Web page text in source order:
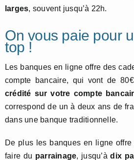
larges, souvent jusqu’à 22h.
On vous paie pour
top !
Les banques en ligne offre des
compte bancaire, qui vont de
crédité sur votre compte
correspond de un à deux ans de
dans une banque traditionnelle.
De plus les banques en ligne
faire du parrainage, jusqu’àdix